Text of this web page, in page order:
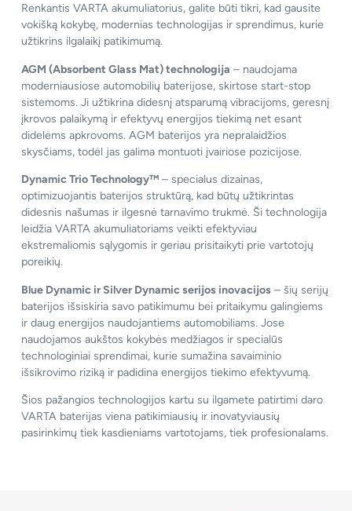
Renkantis VARTA akumuliatorius, galite būti tikri, kad gausite
vokišką kokybę, modernias technologijas ir sprendimus, kurie
užtikrins ilgalaikį patikimumą.
AGM (Absorbent Glass Mat) technologija – naudojama
moderniausiose automobilių baterijose, skirtose start-stop
sistemoms. Ji užtikrina didesnį atsparumą vibracijoms, geresnį
įkrovos palaikymą ir efektyvų energijos tiekimą net esant
didelėms apkrovoms. AGM baterijos yra nepralaidžios
skysčiams, todėl jas galima montuoti įvairiose pozicijose.
Dynamic Trio Technology™ – specialus dizainas,
optimizuojantis baterijos struktūrą, kad būtų užtikrintas
didesnis našumas ir ilgesnė tarnavimo trukmė. Ši technologija
leidžia VARTA akumuliatoriams veikti efektyviau
ekstremaliomis sąlygomis ir geriau prisitaikyti prie vartotojų
poreikių.
Blue Dynamic ir Silver Dynamic serijos inovacijos – šių serijų
baterijos išsiskiria savo patikimumu bei pritaikymu galingiems
ir daug energijos naudojantiems automobiliams. Jose
naudojamos aukštos kokybės medžiagos ir specialūs
technologiniai sprendimai, kurie sumažina savaiminio
išsikrovimo riziką ir padidina energijos tiekimo efektyvumą.
Šios pažangios technologijos kartu su ilgamete patirtimi daro
VARTA baterijas viena patikimiausių ir inovatyviausių
pasirinkimų tiek kasdieniams vartotojams, tiek profesionalams.